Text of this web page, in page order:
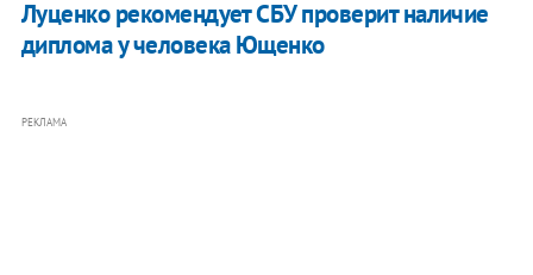
Луценко рекомендует СБУ проверит наличие
диплома у человека Ющенко
РЕКЛАМА